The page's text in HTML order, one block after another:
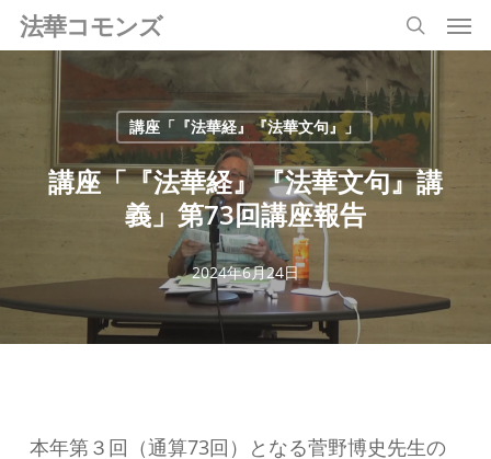
Skip
to
content
法華コモンズ
search
講座「『法華経』『法華文句』」
講座「『法華経』『法華文句』講
義」第73回講座報告
2024年6月24日
本年第３回（通算73回）となる菅野博史先生の